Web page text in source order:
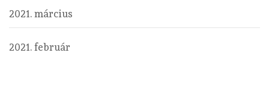
2021. március
2021. február